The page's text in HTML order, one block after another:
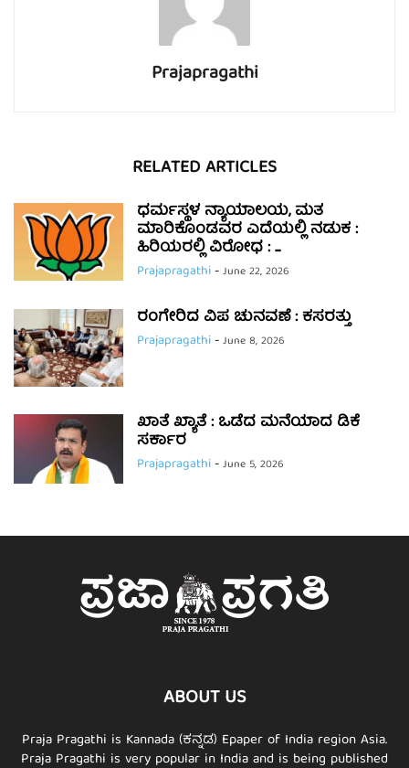
Prajapragathi
RELATED ARTICLES
ಧರ್ಮಸ್ಥಳ ನ್ಯಾಯಾಲಯ, ಮತ
ಮಾರಿಕೊಂಡವರ ಎದೆಯಲ್ಲಿ ನಡುಕ :
ಹಿರಿಯರಲ್ಲಿ ವಿರೋಧ : ...
Prajapragathi-June 22, 2026
ರಂಗೇರಿದ ವಿಪ ಚುನವಣೆ : ಕಸರತ್ತು
Prajapragathi-June 8, 2026
ಖಾತೆ ಖ್ಯಾತೆ : ಒಡೆದ ಮನೆಯಾದ ಡಿಕೆ
ಸರ್ಕಾರ
Prajapragathi-June 5, 2026
ABOUT US
Praja Pragathi is Kannada (ಕನ್ನಡ) Epaper of India region Asia.
Praja Pragathi is very popular in India and is being published